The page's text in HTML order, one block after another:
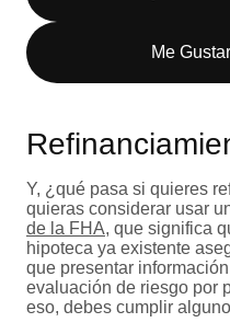
Me
Y, ¿qué pasa si quieres
quieras considerar usar
de la FHA, que significa
hipoteca ya existente
que presentar
evaluación de riesgo por
eso, debes cumplir